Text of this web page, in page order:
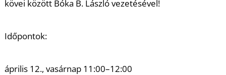
kövei között Bóka B. László vezetésével!
Időpontok:
április 12., vasárnap 11:00–12:00